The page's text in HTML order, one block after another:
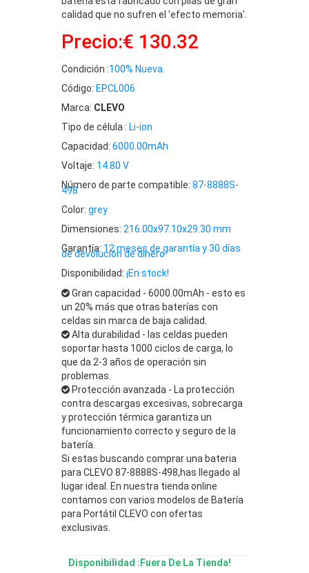
calidad que no sufren el 'efecto memoria'.
Precio:€ 130.32
Condición :100% Nueva
Código: EPCL006
Marca: CLEVO
Tipo de célula : Li-ion
Capacidad: 6000.00mAh
Voltaje: 14.80 V
Número de parte compatible: 87-8888S-
498
Color: grey
Dimensiones: 216.00x97.10x29.30 mm
Garantía: 12 meses de garantía y 30 días
de devolución de dinero
Disponibilidad: ¡En stock!
Gran capacidad - 6000.00mAh - esto es
un 20% más que otras baterías con
celdas sin marca de baja calidad.
Alta durabilidad - las celdas pueden
soportar hasta 1000 ciclos de carga, lo
que da 2-3 años de operación sin
problemas.
Protección avanzada - La protección
contra descargas excesivas, sobrecarga
y protección térmica garantiza un
funcionamiento correcto y seguro de la
batería.
Si estas buscando comprar una bateria
para CLEVO 87-8888S-498,has llegado al
lugar ideal. En nuestra tienda online
contamos con varios modelos de Batería
para Portátil CLEVO con ofertas
exclusivas.
Disponibilidad :Fuera De La Tienda!